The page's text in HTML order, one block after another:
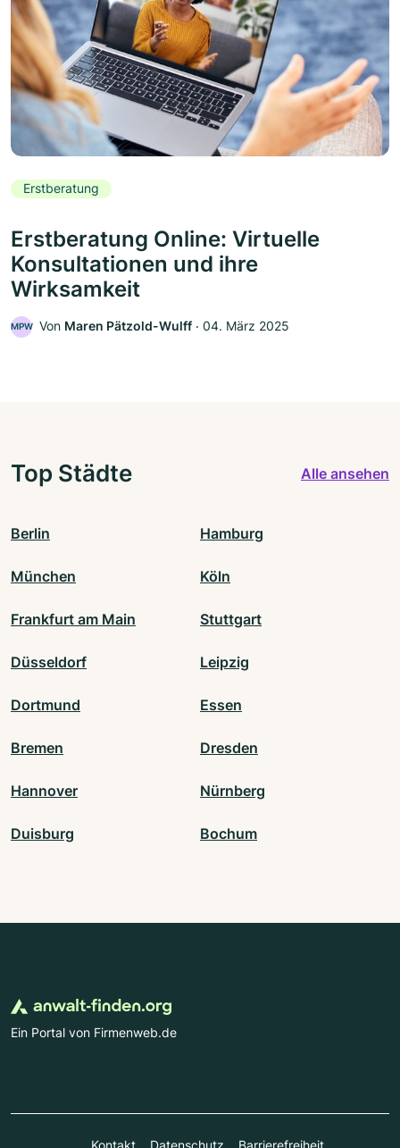
Erstberatung
Erstberatung Online: Virtuelle
Konsultationen und ihre
Wirksamkeit
MPW Von Maren Pätzold-Wulff ‧ 04. März 2025
Top Städte Alle ansehen
Berlin Hamburg
München Köln
Frankfurt am Main Stuttgart
Düsseldorf Leipzig
Dortmund Essen
Bremen Dresden
Hannover Nürnberg
Duisburg Bochum
Ein Portal von Firmenweb.de
Kontakt Datenschutz Barrierefreiheit